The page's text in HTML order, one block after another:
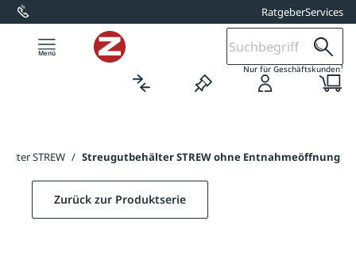
springen RatgeberServices
Nur für Geschäftskunden1
STREW / Streugutbehälter STREW ohne Entnahmeöffnung
Zurück zur Produktserie